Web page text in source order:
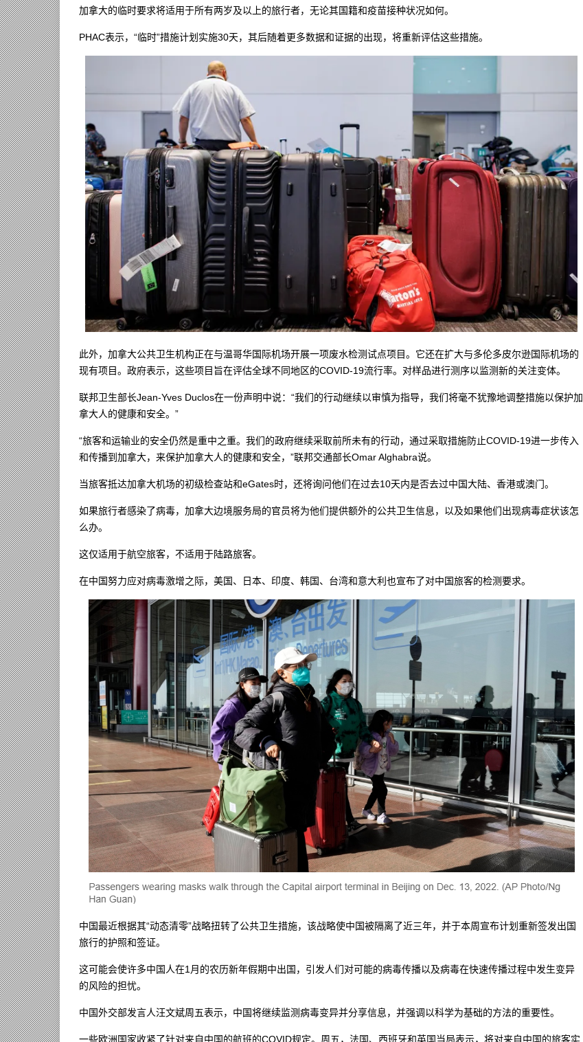
加拿大的临时要求将适用于所有两岁及以上的旅行者，无论其国籍和疫苗接种状况如何。
PHAC表示，“临时”措施计划实施30天，其后随着更多数据和证据的出现，将重新评估这些措施。
此外，加拿大公共卫生机构正在与温哥华国际机场开展一项废水检测试点项目。它还在扩大与多伦多皮尔逊国际机场的
现有项目。政府表示，这些项目旨在评估全球不同地区的COVID-19流行率。对样品进行测序以监测新的关注变体。
联邦卫生部长Jean-Yves Duclos在一份声明中说：“我们的行动继续以审慎为指导，我们将毫不犹豫地调整措施以保护加
拿大人的健康和安全。”
“旅客和运输业的安全仍然是重中之重。我们的政府继续采取前所未有的行动，通过采取措施防止COVID-19进一步传入
和传播到加拿大，来保护加拿大人的健康和安全，”联邦交通部长Omar Alghabra说。
当旅客抵达加拿大机场的初级检查站和eGates时，还将询问他们在过去10天内是否去过中国大陆、香港或澳门。
如果旅行者感染了病毒，加拿大边境服务局的官员将为他们提供额外的公共卫生信息，以及如果他们出现病毒症状该怎
么办。
这仅适用于航空旅客，不适用于陆路旅客。
在中国努力应对病毒激增之际，美国、日本、印度、韩国、台湾和意大利也宣布了对中国旅客的检测要求。
中国最近根据其“动态清零”战略扭转了公共卫生措施，该战略使中国被隔离了近三年，并于本周宣布计划重新签发出国
旅行的护照和签证。
这可能会使许多中国人在1月的农历新年假期中出国，引发人们对可能的病毒传播以及病毒在快速传播过程中发生变异
的风险的担忧。
中国外交部发言人汪文斌周五表示，中国将继续监测病毒变异并分享信息，并强调以科学为基础的方法的重要性。
一些欧洲国家收紧了针对来自中国的航班的COVID规定。周五，法国、西班牙和英国当局表示，将对来自中国的旅客实